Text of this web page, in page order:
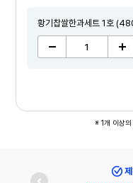
황기찹쌀한과세트 1호
※ 1개 이상